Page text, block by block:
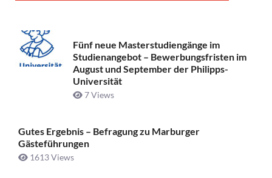
Fünf neue Masterstudiengänge im
Studienangebot – Bewerbungsfristen im
August und September der Philipps-
Universität
7 Views
Gutes Ergebnis – Befragung zu Marburger
Gästeführungen
1613 Views